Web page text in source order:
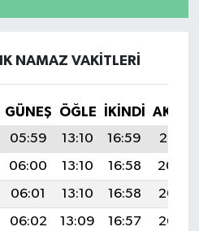
NAMAZ VAKITLERI
GÜNEŞ ÖĞLE İKINDI
05:59 13:10 16:59
20:10
06:00 13:10 16:58
20:09
06:01 13:10 16:58
20:08
06:02 13:09 16:57
20:07